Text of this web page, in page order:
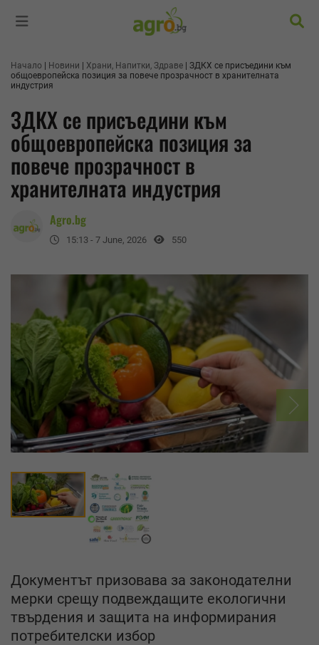
Начало Новини Храни, Напитки, Здраве
ЗДКХ се присъедини към
общоевропейска позиция за повече прозрачност в хранителната
индустрия
ЗДКХ се присъедини към
общоевропейска позиция за
повече прозрачност в
хранителната индустрия
Agro.bg
15:13 - 7 June, 2026 550
Документът призовава за законодателни
мерки срещу подвеждащите екологични
твърдения и защита на информирания
потребителски избор